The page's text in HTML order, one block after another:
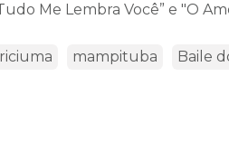
Me Lembra Você” e "O
mampituba Baile